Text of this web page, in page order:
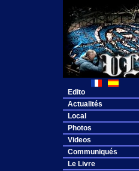
Edito
Actualités
Local
Photos
Videos
Communiqués
Le Livre